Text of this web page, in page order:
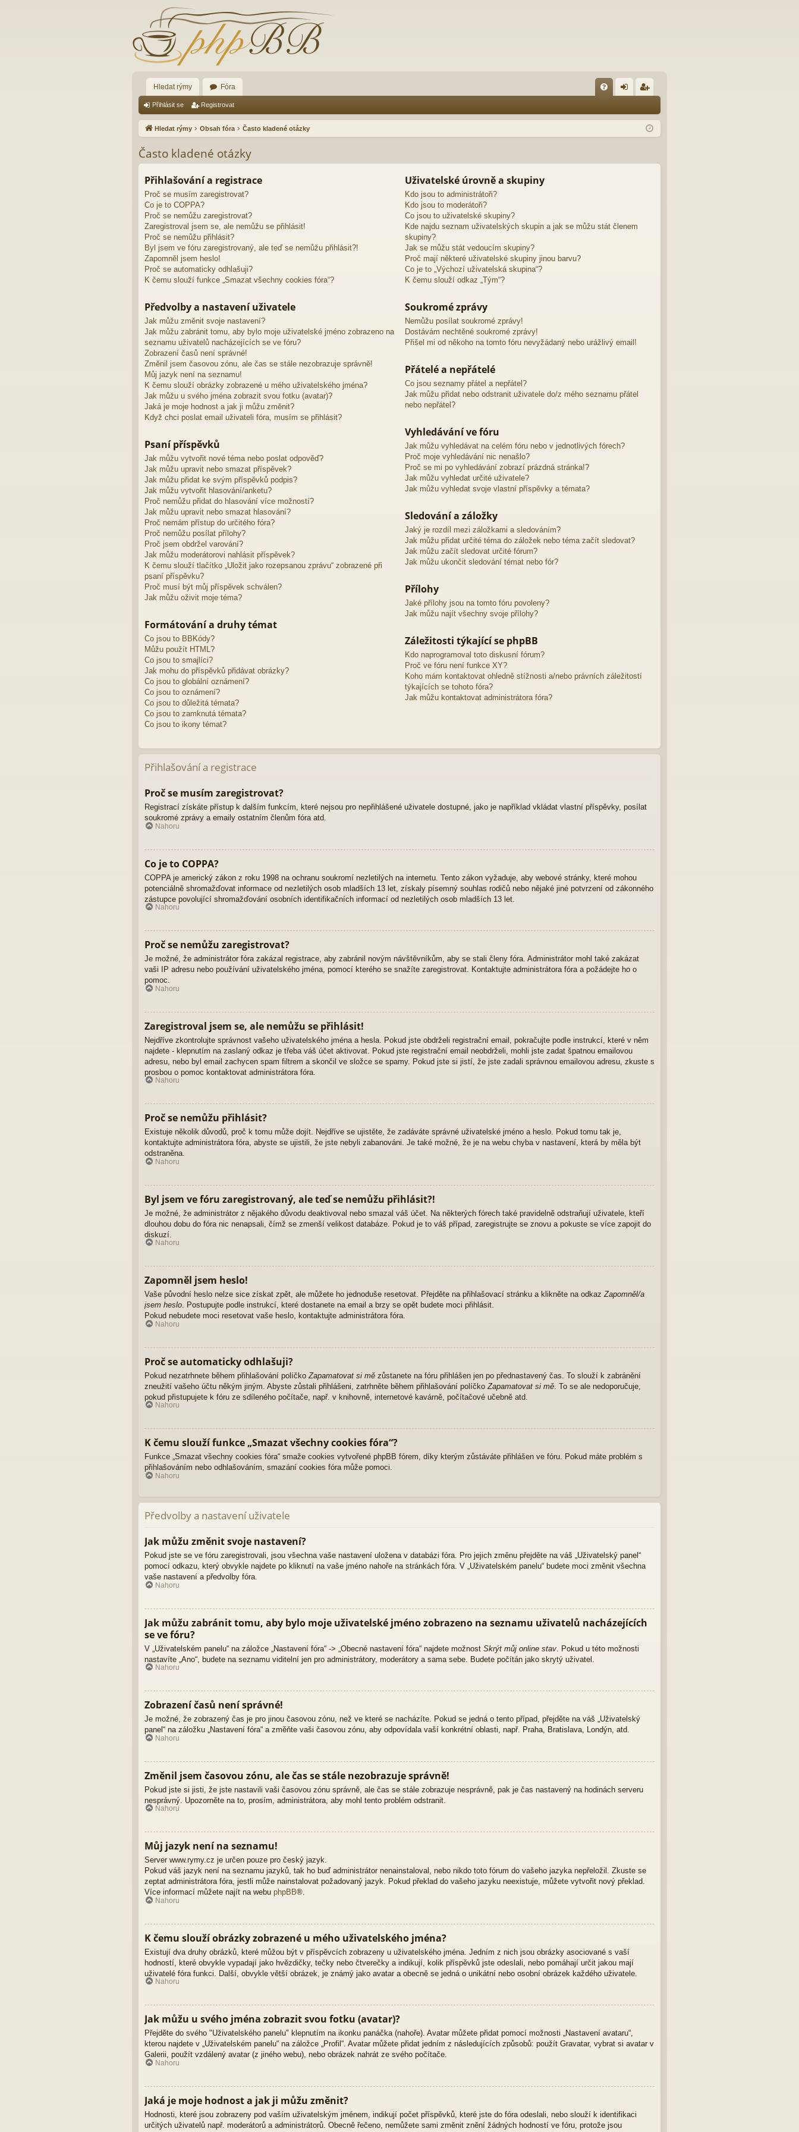
Hledat rýmy Fóra
Q lá ist
Přihlásit se Registrovat
Hledat rýmy Obsah fóra Často kladené otázky
Často kladené otázky
Přihlašování a registrace
Proč se musím zaregistrovat?
Co je to COPPA?
Proč se nemůžu zaregistrovat?
Zaregistroval jsem se, ale nemůžu se přihlásit!
Proč se nemůžu přihlásit?
Byl jsem ve fóru zaregistrovaný, ale teď se nemůžu přihlásit?!
Zapomněl jsem heslo!
Proč se automaticky odhlašuji?
K čemu slouží funkce „Smazat všechny cookies fóra“?
Předvolby a nastavení uživatele
Jak můžu změnit svoje nastavení?
Jak můžu zabránit tomu, aby bylo moje uživatelské jméno zobrazeno na
seznamu uživatelů nacházejících se ve fóru?
Zobrazení časů není správné!
Změnil jsem časovou zónu, ale čas se stále nezobrazuje správně!
Můj jazyk není na seznamu!
K čemu slouží obrázky zobrazené u mého uživatelského jména?
Jak můžu u svého jména zobrazit svou fotku (avatar)?
Jaká je moje hodnost a jak ji můžu změnit?
Když chci poslat email uživateli fóra, musím se přihlásit?
Psaní příspěvků
Jak můžu vytvořit nové téma nebo poslat odpověď?
Jak můžu upravit nebo smazat příspěvek?
Jak můžu přidat ke svým příspěvků podpis?
Jak můžu vytvořit hlasování/anketu?
Proč nemůžu přidat do hlasování více možností?
Jak můžu upravit nebo smazat hlasování?
Proč nemám přístup do určitého fóra?
Proč nemůžu posílat přílohy?
Proč jsem obdržel varování?
Jak můžu moderátorovi nahlásit příspěvek?
K čemu slouží tlačítko „Uložit jako rozepsanou zprávu“ zobrazené při
psaní příspěvku?
Proč musí být můj příspěvek schválen?
Jak můžu oživit moje téma?
Formátování a druhy témat
Co jsou to BBKódy?
Můžu použít HTML?
Co jsou to smajlíci?
Jak mohu do příspěvků přidávat obrázky?
Co jsou to globální oznámení?
Co jsou to oznámení?
Co jsou to důležitá témata?
Co jsou to zamknutá témata?
Co jsou to ikony témat?
Uživatelské úrovně a skupiny
Kdo jsou to administrátoři?
Kdo jsou to moderátoři?
Co jsou to uživatelské skupiny?
Kde najdu seznam uživatelských skupin a jak se můžu stát členem
skupiny?
Jak se můžu stát vedoucím skupiny?
Proč mají některé uživatelské skupiny jinou barvu?
Co je to „Výchozí uživatelská skupina“?
K čemu slouží odkaz „Tým“?
Soukromé zprávy
Nemůžu posílat soukromé zprávy!
Dostávám nechtěné soukromé zprávy!
Přišel mi od někoho na tomto fóru nevyžádaný nebo urážlivý email!
Přátelé a nepřátelé
Co jsou seznamy přátel a nepřátel?
Jak můžu přidat nebo odstranit uživatele do/z mého seznamu přátel
nebo nepřátel?
Vyhledávání ve fóru
Jak můžu vyhledávat na celém fóru nebo v jednotlivých fórech?
Proč moje vyhledávání nic nenašlo?
Proč se mi po vyhledávání zobrazí prázdná stránka!?
Jak můžu vyhledat určité uživatele?
Jak můžu vyhledat svoje vlastní příspěvky a témata?
Sledování a záložky
Jaký je rozdíl mezi záložkami a sledováním?
Jak můžu přidat určité téma do záložek nebo téma začít sledovat?
Jak můžu začít sledovat určité fórum?
Jak můžu ukončit sledování témat nebo fór?
Přílohy
Jaké přílohy jsou na tomto fóru povoleny?
Jak můžu najít všechny svoje přílohy?
Záležitosti týkající se phpBB
Kdo naprogramoval toto diskusní fórum?
Proč ve fóru není funkce XY?
Koho mám kontaktovat ohledně stížnosti a/nebo právních záležitostí
týkajících se tohoto fóra?
Jak můžu kontaktovat administrátora fóra?
Přihlašování a registrace
Proč se musím zaregistrovat?
Registrací získáte přístup k dalším funkcím, které nejsou pro nepřihlášené uživatele dostupné, jako je například vkládat vlastní příspěvky, posílat
soukromé zprávy a emaily ostatním členům fóra atd.
Nahoru
Co je to COPPA?
COPPA je americký zákon z roku 1998 na ochranu soukromí nezletilých na internetu. Tento zákon vyžaduje, aby webové stránky, které mohou
potenciálně shromažďovat informace od nezletilých osob mladších 13 let, získaly písemný souhlas rodičů nebo nějaké jiné potvrzení od zákonného
zástupce povolující shromažďování osobních identifikačních informací od nezletilých osob mladších 13 let.
Nahoru
Proč se nemůžu zaregistrovat?
Je možné, že administrátor fóra zakázal registrace, aby zabránil novým návštěvníkům, aby se stali členy fóra. Administrátor mohl také zakázat
vaši IP adresu nebo používání uživatelského jména, pomocí kterého se snažíte zaregistrovat. Kontaktujte administrátora fóra a požádejte ho o
pomoc.
Nahoru
Zaregistroval jsem se, ale nemůžu se přihlásit!
Nejdříve zkontrolujte správnost vašeho uživatelského jména a hesla. Pokud jste obdrželi registrační email, pokračujte podle instrukcí, které v něm
najdete - klepnutím na zaslaný odkaz je třeba váš účet aktivovat. Pokud jste registrační email neobdrželi, mohli jste zadat špatnou emailovou
adresu, nebo byl email zachycen spam filtrem a skončil ve složce se spamy. Pokud jste si jistí, že jste zadali správnou emailovou adresu, zkuste s
prosbou o pomoc kontaktovat administrátora fóra.
Nahoru
Proč se nemůžu přihlásit?
Existuje několik důvodů, proč k tomu může dojít. Nejdříve se ujistěte, že zadáváte správné uživatelské jméno a heslo. Pokud tomu tak je,
kontaktujte administrátora fóra, abyste se ujistili, že jste nebyli zabanováni. Je také možné, že je na webu chyba v nastavení, která by měla být
odstraněna.
Nahoru
Byl jsem ve fóru zaregistrovaný, ale teď se nemůžu přihlásit?!
Je možné, že administrátor z nějakého důvodu deaktivoval nebo smazal váš účet. Na některých fórech také pravidelně odstraňují uživatele, kteří
dlouhou dobu do fóra nic nenapsali, čímž se zmenší velikost databáze. Pokud je to váš případ, zaregistrujte se znovu a pokuste se více zapojit do
diskuzí.
Nahoru
Zapomněl jsem heslo!
Vaše původní heslo nelze sice získat zpět, ale můžete ho jednoduše resetovat. Přejděte na přihlašovací stránku a klikněte na odkazZapomněl/a
jsem heslo. Postupujte podle instrukcí, které dostanete na email a brzy se opět budete moci přihlásit.
Pokud nebudete moci resetovat vaše heslo, kontaktujte administrátora fóra.
Nahoru
Proč se automaticky odhlašuji?
Pokud nezatrhnete během přihlašování políčko Zapamatovat si mě zůstanete na fóru přihlášen jen po přednastavený čas. To slouží k zabránění
zneužití vašeho účtu někým jiným. Abyste zůstali přihlášeni, zatrhněte během přihlašování políčko Zapamatovat si mě . To se ale nedoporučuje,
pokud přistupujete k fóru ze sdíleného počítače, např. v knihovně, internetové kavárně, počítačové učebně atd.
Nahoru
K čemu slouží funkce „Smazat všechny cookies fóra“?
Funkce „Smazat všechny cookies fóra“ smaže cookies vytvořené phpBB fórem, díky kterým zůstáváte přihlášen ve fóru. Pokud máte problém s
přihlašováním nebo odhlašováním, smazání cookies fóra může pomoci.
Nahoru
Předvolby a nastavení uživatele
Jak můžu změnit svoje nastavení?
Pokud jste se ve fóru zaregistrovali, jsou všechna vaše nastavení uložena v databázi fóra. Pro jejich změnu přejděte na váš „Uživatelský panel“
pomocí odkazu, který obvykle najdete po kliknutí na vaše jméno nahoře na stránkách fóra. V „Uživatelském panelu“ budete moci změnit všechna
vaše nastavení a předvolby fóra.
Nahoru
Jak můžu zabránit tomu, aby bylo moje uživatelské jméno zobrazeno na seznamu uživatelů nacházejících
se ve fóru?
V „Uživatelském panelu“ na záložce „Nastavení fóra“ -> „Obecné nastavení fóra“ najdete možnost Skrýt můj online stav . Pokud u této možnosti
nastavíte „Ano“, budete na seznamu viditelní jen pro administrátory, moderátory a sama sebe. Budete počítán jako skrytý uživatel.
Nahoru
Zobrazení časů není správné!
Je možné, že zobrazený čas je pro jinou časovou zónu, než ve které se nacházíte. Pokud se jedná o tento případ, přejděte na váš „Uživatelský
panel“ na záložku „Nastavení fóra“ a změňte vaši časovou zónu, aby odpovídala vaší konkrétní oblasti, např. Praha, Bratislava, Londýn, atd.
Nahoru
Změnil jsem časovou zónu, ale čas se stále nezobrazuje správně!
Pokud jste si jisti, že jste nastavili vaši časovou zónu správně, ale čas se stále zobrazuje nesprávně, pak je čas nastavený na hodinách serveru
nesprávný. Upozorněte na to, prosím, administrátora, aby mohl tento problém odstranit.
Nahoru
Můj jazyk není na seznamu!
Server www.rymy.cz je určen pouze pro český jazyk.
Pokud váš jazyk není na seznamu jazyků, tak ho buď administrátor nenainstaloval, nebo nikdo toto fórum do vašeho jazyka nepřeložil. Zkuste se
zeptat administrátora fóra, jestli může nainstalovat požadovaný jazyk. Pokud překlad do vašeho jazyku neexistuje, můžete vytvořit nový překlad.
Více informací můžete najít na webu phpBB®.
Nahoru
K čemu slouží obrázky zobrazené u mého uživatelského jména?
Existují dva druhy obrázků, které můžou být v příspěvcích zobrazeny u uživatelského jména. Jedním z nich jsou obrázky asociované s vaší
hodností, které obvykle vypadají jako hvězdičky, tečky nebo čtverečky a indikují, kolik příspěvků jste odeslali, nebo pomáhají určit jakou mají
uživatelé fóra funkci. Další, obvykle větší obrázek, je známý jako avatar a obecně se jedná o unikátní nebo osobní obrázek každého uživatele.
Nahoru
Jak můžu u svého jména zobrazit svou fotku (avatar)?
Přejděte do svého "Uživatelského panelu" klepnutím na ikonku panáčka (nahoře). Avatar můžete přidat pomocí možnosti „Nastavení avataru“,
kterou najdete v „Uživatelském panelu“ na záložce „Profil“. Avatar můžete přidat jedním z následujících způsobů: použít Gravatar, vybrat si avatar v
Galerii, použít vzdálený avatar (z jiného webu), nebo obrázek nahrát ze svého počítače.
Nahoru
Jaká je moje hodnost a jak ji můžu změnit?
Hodnosti, které jsou zobrazeny pod vaším uživatelským jménem, indikují počet příspěvků, které jste do fóra odeslali, nebo slouží k identifikaci
určitých uživatelů např. moderátorů a administrátorů. Obecně řečeno, nemůžete sami změnit znění žádných hodností ve fóru, protože jsou